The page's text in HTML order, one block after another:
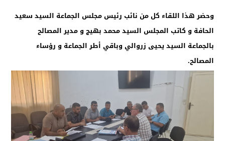
وحضر هذا اللقاء كل من نائب رئيس مجلس الجماعة السيد سعيد
الحافة و كاتب المجلس السيد محمد بهيج و مدير المصالح
بالجماعة السيد يحيى زروالي وباقي أطر الجماعة و رؤساء
المصالح.